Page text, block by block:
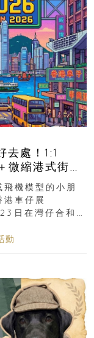
去處！1:1
縮港式街景
機模型的小朋
車仔展
日在灣仔合和酒
動